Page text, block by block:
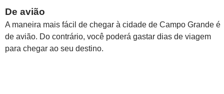
De avião
A maneira mais fácil de chegar à cidade de Campo Grande é
de avião. Do contrário, você poderá gastar dias de viagem
para chegar ao seu destino.